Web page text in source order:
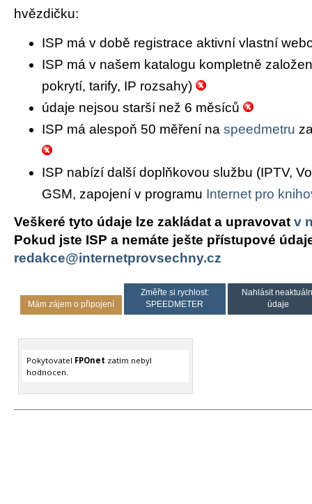
hvězdičku:
ISP má v době registrace aktivní vlastní
ISP má v našem katalogu kompletně
pokrytí, tarify, IP rozsahy)
údaje nejsou starší než 6 měsíců
ISP má alespoň 50 měření na speedmetru
ISP nabízí další doplňkovou službu (IPTV,
GSM, zapojení v programu Internet pro
Veškeré tyto údaje lze zakládat a upravovat v
Pokud jste ISP a nemáte ješte přístupové
redakce@internetprovsechny.cz
Mám zájem o připojení
Změřte si rychlost:
SPEEDMETER
Nahlásit
údaje
Pokytovatel FPOnet zatím nebyl
hodnocen.